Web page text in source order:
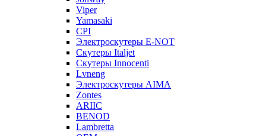
Viper
Yamasaki
CPI
Электроскутеры E-NOT
Скутеры Italjet
Скутеры Innocenti
Lvneng
Электроскутеры AIMA
Zontes
ARIIC
BENOD
Lambretta